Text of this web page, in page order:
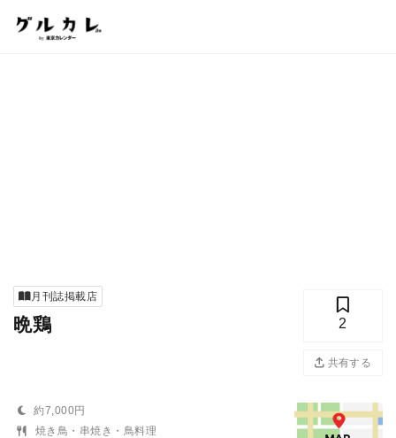
月刊誌掲載店
晩鶏 2
共有する
約7,000円
焼き鳥・串焼き・鳥料理